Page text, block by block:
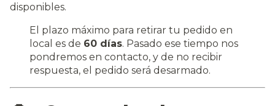
disponibles.
El plazo máximo para retirar tu pedido en
local es de 60 días. Pasado ese tiempo nos
pondremos en contacto, y de no recibir
respuesta, el pedido será desarmado.